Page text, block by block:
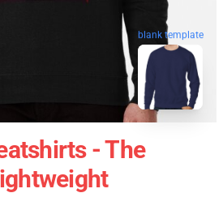
blank template
- The